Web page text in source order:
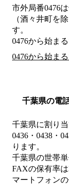
市外局番0476は
（酒々井町を除
す。
0476から始ま
0476から始ま
千葉県の電
千葉県に割り
0436・0438・
ります。
千葉県の世帯
FAXの保有率
マートフォン